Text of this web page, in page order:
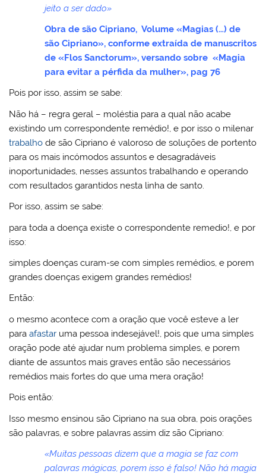
jeito a ser dado»
Obra de são Cipriano, Volume «Magias (…) de
são Cipriano», conforme extraída de manuscritos
de «Flos Sanctorum», versando sobre «Magia
para evitar a pérfida da mulher», pag 76
Pois por isso, assim se sabe:
Não há – regra geral – moléstia para a qual não acabe
existindo um correspondente remédio!, e por isso o milenar
trabalho de são Cipriano é valoroso de soluções de portento
para os mais incómodos assuntos e desagradáveis
inoportunidades, nesses assuntos trabalhando e operando
com resultados garantidos nesta linha de santo.
Por isso, assim se sabe:
para toda a doença existe o correspondente remedio!, e por
isso:
simples doenças curam-se com simples remédios, e porem
grandes doenças exigem grandes remédios!
Então:
o mesmo acontece com a oração que você esteve a ler
paraafastar uma pessoa indesejável!, pois que uma simples
oração pode até ajudar num problema simples, e porem
diante de assuntos mais graves então são necessários
remédios mais fortes do que uma mera oração!
Pois então:
Isso mesmo ensinou são Cipriano na sua obra, pois orações
são palavras, e sobre palavras assim diz são Cipriano:
«Muitas pessoas dizem que a magia se faz com
palavras mágicas, porem isso é falso! Não há magia